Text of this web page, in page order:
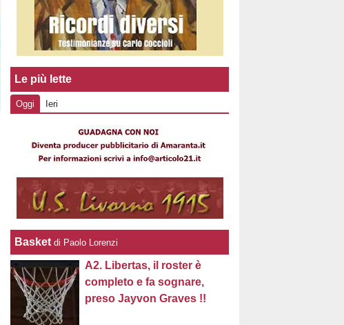
Le più lette
Oggi Ieri
Basket di Paolo Lorenzi
A2. Libertas, il roster è
completo e fa sognare,
preso Jayvon Graves !!